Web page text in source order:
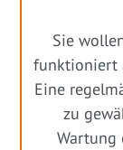
Sie
funktioniert
Eine
zu
Wartung